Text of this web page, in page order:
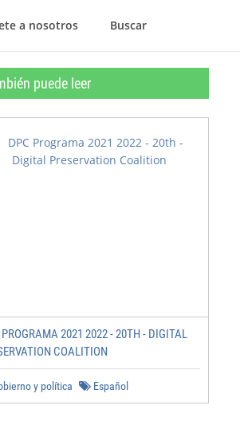
a nosotros Buscar
puede leer
2021 2022 - 20TH - DIGITAL
COALITION
y política Español